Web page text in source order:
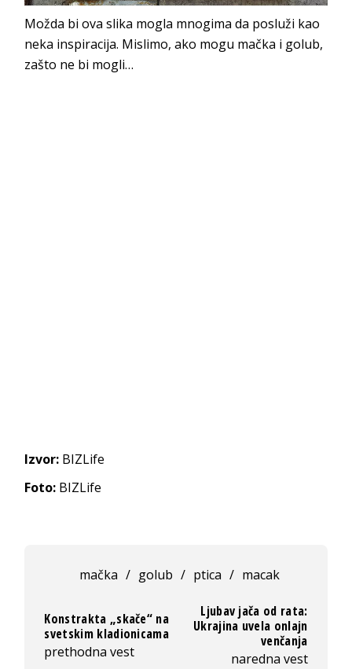
Možda bi ova slika mogla mnogima da posluži kao
neka inspiracija. Mislimo, ako mogu mačka i golub,
zašto ne bi mogli…
Izvor: BIZLife
Foto: BIZLife
mačka / golub / ptica / macak
Konstrakta „skače“ na
svetskim kladionicama
prethodna vest
Ljubav jača od rata:
Ukrajina uvela onlajn
venčanja
naredna vest